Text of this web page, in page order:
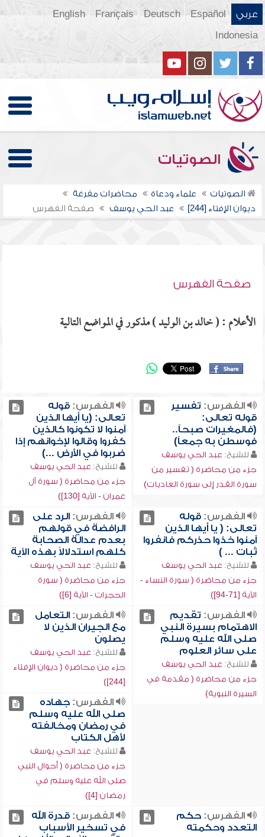
عربي Español
Deutsch
Français
English
Indonesia
الصوتيات
الصوتيات علماء ودعاة
محاضرات مفرغة
ديوان الإفتاء [244]
عبد الحي يوسف صفحة الفهرس
صفحة الفهرس
الأعلام : ( خالد بن الوليد ) مذكور في المواضع التالية
الفهرس: تفسير
قوله تعالى:
(فالمغيرات صبحاً..
فوسطن به جمعاً)
للشيخ: عبد الحي يوسف
جزء من محاضرة ( تفسير من
سورة القدر إلى سورة العاديات)
الفهرس:قوله
تعالى: (يا أيها الذين
آمنوا لا تكونوا كالذين
كفروا وقالوا لإخوانهم إذا
ضربوا في الأرض ...)
للشيخ: عبد الحي يوسف
جزء من محاضرة ( سورة آل
عمران - الآية [130])
الفهرس:قوله
تعالى: ( يا أيها الذين
آمنوا خذوا حذركم فانفروا
ثبات ... )
للشيخ: عبد الحي يوسف
جزء من محاضرة ( سورة النساء -
الآية [71-94])
الفهرس:الرد على
الرافضة في قولهم
بعدم عدالة الصحابة
كلهم استدلالاً بهذه الآية
للشيخ: عبد الحي يوسف
جزء من محاضرة ( سورة
الحجرات - الآية [6])
الفهرس: تقديم
الاهتمام بسيرة النبي
صلى الله عليه وسلم
على سائر العلوم
للشيخ: عبد الحي يوسف
جزء من محاضرة ( مقدمة في
السيرة النبوية)
الفهرس:التعامل
مع الجيران الذين لا
يصلون
للشيخ: عبد الحي يوسف
جزء من محاضرة ( ديوان الإفتاء
[244])
الفهرس:جهاده
صلى الله عليه وسلم
في رمضان ومخالفته
لأهل الكتاب
للشيخ: عبد الحي يوسف
جزء من محاضرة ( أحوال النبي
صلى الله عليه وسلم في
رمضان [4])
الفهرس:حكم
التعدد وحكمته
الفهرس:قدرة الله
في تسخير الأسباب